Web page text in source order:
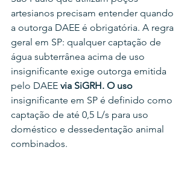
artesianos precisam entender quando
a outorga DAEE é obrigatória. A regra
geral em SP: qualquer captação de
água subterrânea acima de uso
insignificante exige outorga emitida
pelo DAEE via SiGRH. O uso
insignificante em SP é definido como
captação de até 0,5 L/s para uso
doméstico e dessedentação animal
combinados.